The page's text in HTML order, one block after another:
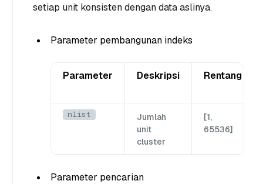
setiap unit konsisten dengan data aslinya.
Parameter pembangunan indeks
Parameter Deskripsi Rentang
nlist
Jumlah
unit
cluster
[1,
65536]
Parameter pencarian